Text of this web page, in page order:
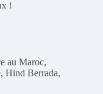
!
au Maroc,
Hind Berrada,